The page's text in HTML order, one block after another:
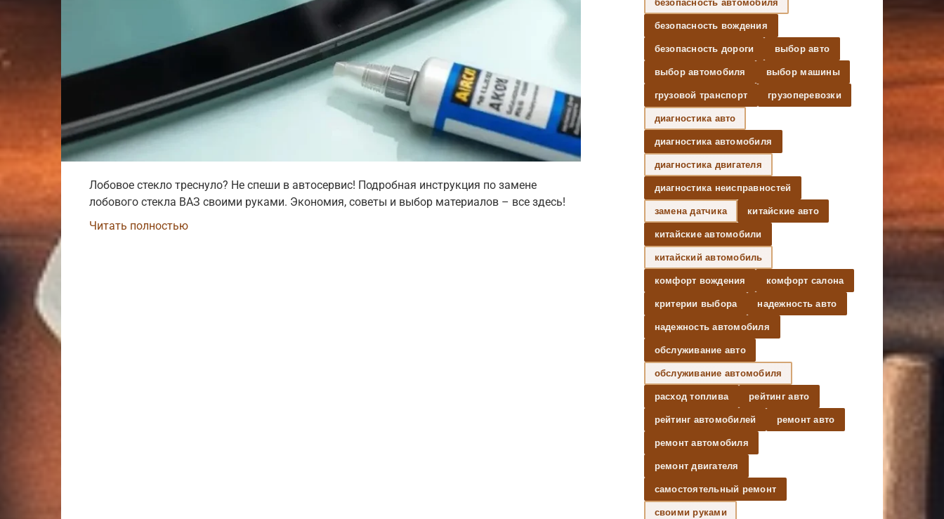
Лобовое стекло треснуло? Не спеши в автосервис! Подробная инструкция по замене
лобового стекла ВАЗ своими руками. Экономия, советы и выбор материалов – все здесь!
Читать полностью
безопасность автомобиля
безопасность вождения
безопасность дороги выбор авто
выбор автомобиля выбор машины
грузовой транспорт грузоперевозки
диагностика авто
диагностика автомобиля
диагностика двигателя
диагностика неисправностей
замена датчика китайские авто
китайские автомобили
китайский автомобиль
комфорт вождения комфорт салона
критерии выбора надежность авто
надежность автомобиля
обслуживание авто
обслуживание автомобиля
расход топлива рейтинг авто
рейтинг автомобилей ремонт авто
ремонт автомобиля
ремонт двигателя
самостоятельный ремонт
своими руками